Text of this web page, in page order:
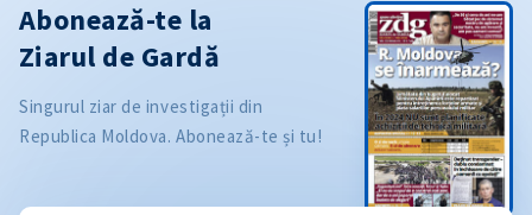
Abonează-te la
Ziarul de Gardă
Singurul ziar de investigații din
Republica Moldova. Abonează-te și tu!